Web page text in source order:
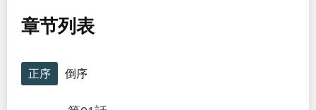
章节列表
正序 倒序